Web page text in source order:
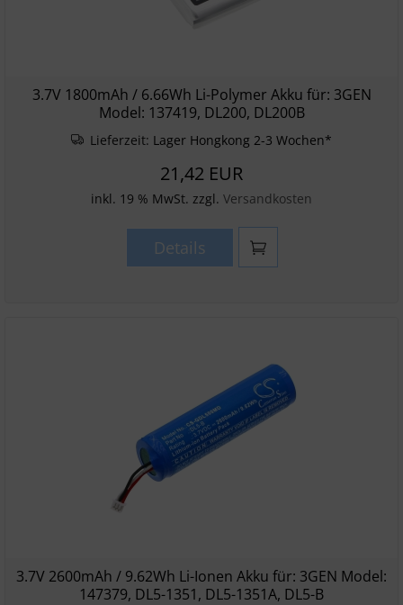
3.7V 1800mAh / 6.66Wh Li-Polymer Akku für: 3GEN
Model: 137419, DL200, DL200B
Lieferzeit: Lager Hongkong 2-3 Wochen*
21,42 EUR
inkl. 19 % MwSt. zzgl. Versandkosten
Details
3.7V 2600mAh / 9.62Wh Li-Ionen Akku für: 3GEN Model:
147379, DL5-1351, DL5-1351A, DL5-B